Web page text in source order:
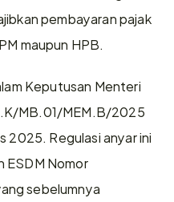
pembayaran pajak
maupun HPB.
Keputusan Menteri
MB.01/MEM.B/2025
2025. Regulasi anyar ini
ESDM Nomor
sebelumnya